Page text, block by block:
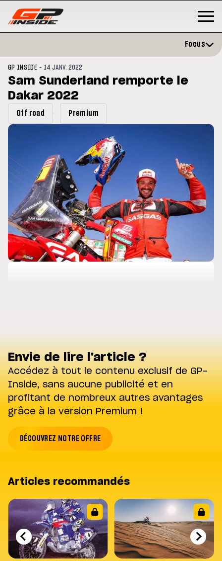
: Horaires et
du GP de Grande-
MOTO GP
Zarco évite l'opération et vise
retour en septembre
Focus
GP INSIDE - 14 JANV. 2022
Sam Sunderland remporte le
Dakar 2022
Off road Premium
Envie de lire l'article ?
Accédez à tout le contenu exclusif de GP-
Inside, sans aucune publicité et en
profitant de nombreux autres avantages
grâce à la version Premium !
DÉCOUVREZ NOTRE OFFRE
Articles recommandés